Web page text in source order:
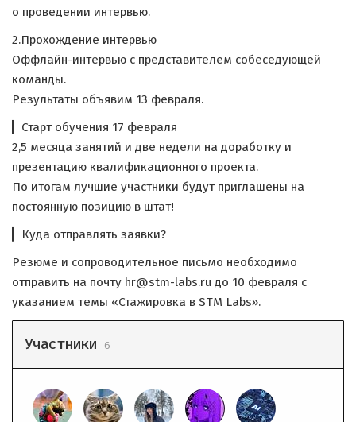
о проведении интервью.
2.Прохождение интервью
Оффлайн-интервью с представителем собеседующей
команды.
Результаты объявим 13 февраля.
▎Старт обучения 17 февраля
2,5 месяца занятий и две недели на доработку и
презентацию квалификационного проекта.
По итогам лучшие участники будут приглашены на
постоянную позицию в штат!
▎Куда отправлять заявки?
Резюме и сопроводительное письмо необходимо
отправить на почту hr@stm-labs.ru до 10 февраля с
указанием темы «Стажировка в STM Labs».
Участники 6